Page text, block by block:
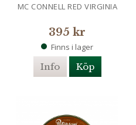
MC CONNELL RED VIRGINIA
395 kr
Finns i lager
Info Köp